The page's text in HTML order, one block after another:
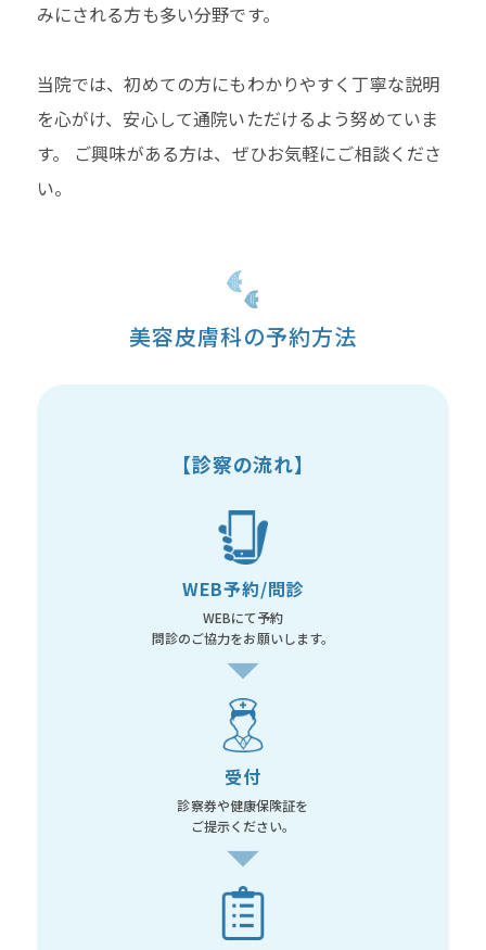
みにされる方も多い分野です。
当院では、初めての方にもわかりやすく丁寧な説明
を心がけ、安心して通院いただけるよう努めていま
す。 ご興味がある方は、ぜひお気軽にご相談くださ
い。
美容皮膚科の予約方法
【診察の流れ】
WEB予約/問診
WEBにて予約
問診のご協力をお願いします。
受付
診察券や健康保険証を
ご提示ください。